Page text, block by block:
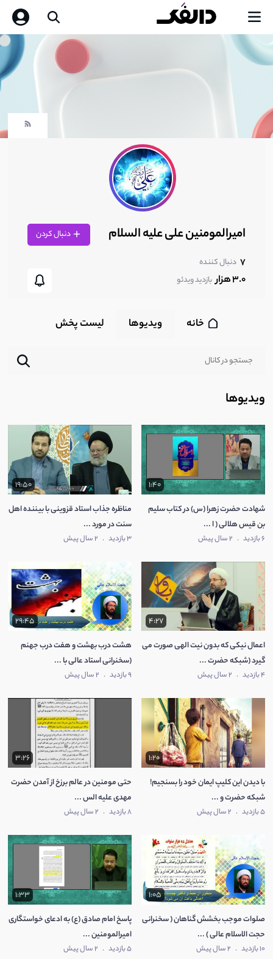
امیرالمومنین علی عليه السلام دنبال کردن
7 دنبال کننده
3.0 هزار بازدید ویدئو
خانه ویدیوها لیست پخش‌
ویدیوها
1:40
شهادت حضرت زهرا (س) در کتاب سلیم
بن قیس هلالی ( ا ...
6 بازدید . 2 سال پیش
19:50
مناظره جذاب استاد قزوینی با بیننده اهل
سنت در مورد ...
3 بازدید . 2 سال پیش
4:27
اعمال نیکی که بدون نیت الهی صورت می
گیرد (شبکه حضرت ...
4 بازدید . 2 سال پیش
29:45
هشت درب بهشت و هفت درب جهنم
(سخنرانی استاد عالی با ...
9 بازدید . 2 سال پیش
1:20
با دیدن این کلیپ ایمان خود را بسنجیم!
شبکه حضرت و ...
5 بازدید . 2 سال پیش
3:26
حتی مومنین در عالم برزخ از آمدن حضرت
مهدی علیه الس ...
8 بازدید . 2 سال پیش
1:05
صلوات موجب بخشش گناهان ( سخنرانی
حجت الاسلام عالی ) ...
10 بازدید . 2 سال پیش
1:33
پاسخ امام صادق (ع) به ادعای خواستگاری
امیرالمومنین ...
5 بازدید . 2 سال پیش